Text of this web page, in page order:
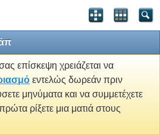
επίσκεψη χρειάζεται να
εντελώς δωρεάν πριν
μηνύματα και να συμμετέχετε
ρίξετε μια ματιά στους